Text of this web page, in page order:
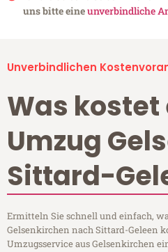
uns bitte eineunverbindliche
Unverbindlichen
Was kostet
Umzug
Sittard-
Ermitteln Sie schnell und einfach,
Gelsenkirchen nach Sittard-Geleen
Umzugsservice aus Gelsenkirchen